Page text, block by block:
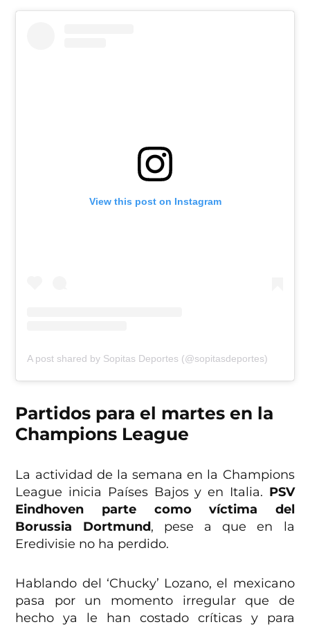
View this post on Instagram
A post shared by Sopitas Deportes (@sopitasdeportes)
Partidos para el martes en la
Champions League
La actividad de la semana en la Champions
League inicia Países Bajos y en Italia. PSV
Eindhoven parte como víctima del
Borussia Dortmund, pese a que en la
Eredivisie no ha perdido.
Hablando del ‘Chucky’ Lozano, el mexicano
pasa por un momento irregular que de
hecho ya le han costado críticas y para